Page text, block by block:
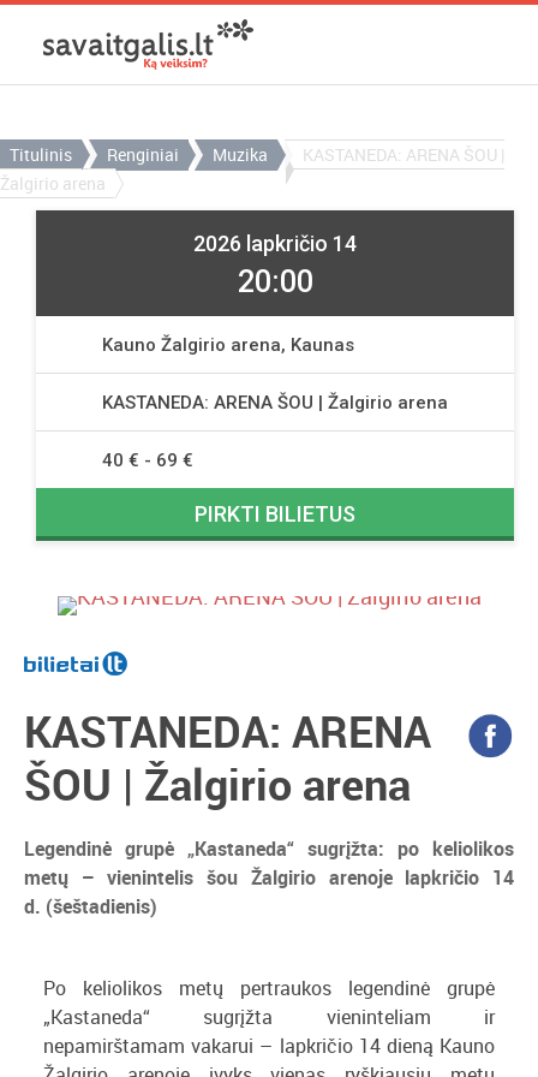
Titulinis Renginiai Muzika
KASTANEDA: ARENA ŠOU |
Žalgirio arena
KASTANEDA: ARENA
ŠOU | Žalgirio arena
Legendinė grupė „Kastaneda“ sugrįžta: po keliolikos
metų – vienintelis šou Žalgirio arenoje lapkričio 14
d. (šeštadienis)
Po keliolikos metų pertraukos legendinė grupė
„Kastaneda“ sugrįžta vieninteliam ir
nepamirštamam vakarui – lapkričio 14 dieną Kauno
2026 lapkričio 14
20:00
Kauno Žalgirio arena, Kaunas
KASTANEDA: ARENA ŠOU | Žalgirio arena
40 € - 69 €
PIRKTI BILIETUS